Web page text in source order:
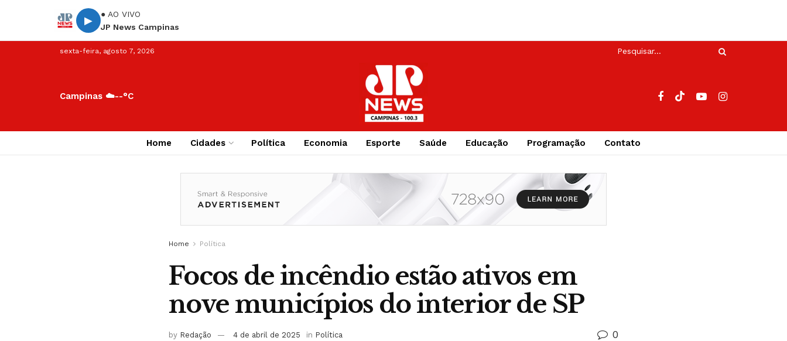
▶
● AO VIVO
JP News Campinas
sexta-feira, agosto 7, 2026
Campinas ☁️--°C
Home Cidades Política Economia Esporte Saúde Educação Programação Contato
Home Política
Focos de incêndio estão ativos em
nove municípios do interior de SP
by Redação 4 de abril de 2025 in Política 0